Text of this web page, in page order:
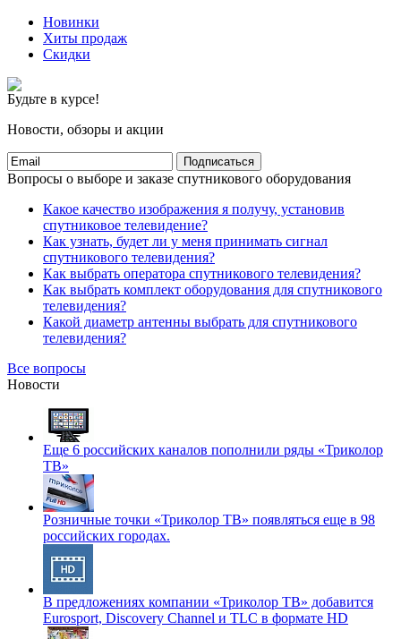
Новинки
Хиты продаж
Скидки
Будьте в курсе!
Новости, обзоры и акции
Подписаться
Вопросы о выборе и заказе спутникового оборудования
Какое качество изображения я получу, установив
спутниковое телевидение?
Как узнать, будет ли у меня принимать сигнал
спутникового телевидения?
Как выбрать оператора спутникового телевидения?
Как выбрать комплект оборудования для спутникового
телевидения?
Какой диаметр антенны выбрать для спутникового
телевидения?
Все вопросы
Новости
Еще 6 российских каналов пополнили ряды «Триколор
ТВ»
Розничные точки «Триколор ТВ» появляться еще в 98
российских городах.
В предложениях компании «Триколор ТВ» добавится
Eurosport, Discovery Channel и TLC в формате HD